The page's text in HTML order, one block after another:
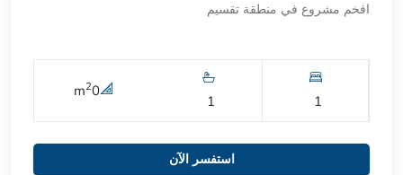
افخم مشروع في منطقة تقسيم
1
1
0
m2
استفسر الآن